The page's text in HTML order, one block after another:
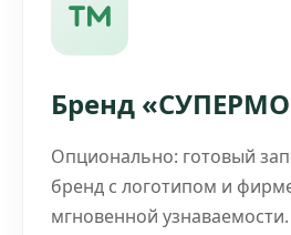
Бренд
Опционально: готовый
бренд с логотипом и
мгновенной узнаваемости.